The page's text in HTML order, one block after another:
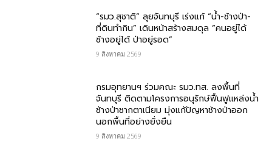
“รมว.สุชาติ” ลุยจันทบุรี เร่งแก้ “น้ำ-ช้างป่า-
ที่ดินทำกิน” เดินหน้าสร้างสมดุล “คนอยู่ได้
ช้างอยู่ได้ ป่าอยู่รอด”
9 สิงหาคม 2569
กรมอุทยานฯ ร่วมคณะ รมว.ทส. ลงพื้นที่
จันทบุรี ติดตามโครงการอนุรักษ์ฟื้นฟูแหล่งน้ำ
ช้างป่าชากตาเนียม มุ่งแก้ปัญหาช้างป่าออก
นอกพื้นที่อย่างยั่งยืน
9 สิงหาคม 2569